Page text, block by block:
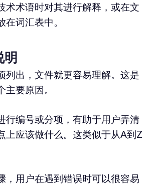
术术语时对其进行解释，或在文
词汇表中。
列出，文件就更容易理解。这是
要原因。
行编号或分项，有助于用户弄清
上应该做什么。这类似于从A到Z
，用户在遇到错误时可以很容易